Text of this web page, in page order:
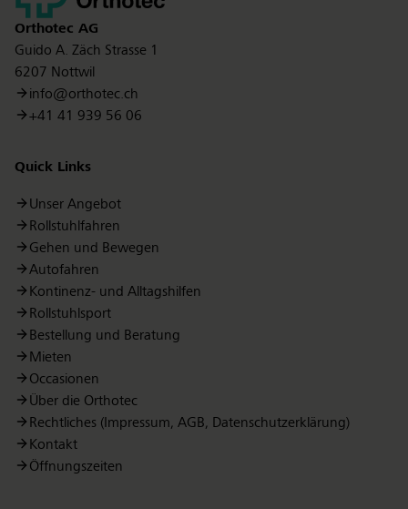
Orthotec AG
Guido A. Zäch Strasse 1
6207 Nottwil
info@orthotec.ch
+41 41 939 56 06
Quick Links
Unser Angebot
Rollstuhlfahren
Gehen und Bewegen
Autofahren
Kontinenz- und Alltagshilfen
Rollstuhlsport
Bestellung und Beratung
Mieten
Occasionen
Über die Orthotec
Rechtliches (Impressum, AGB, Datenschutzerklärung)
Kontakt
Öffnungszeiten